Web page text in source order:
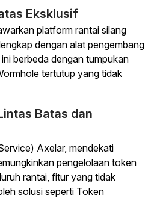
Eksklusif
platform rantai silang
dengan alat pengembang
berbeda dengan tumpukan
tertutup yang tidak
Batas dan
Axelar, mendekati
pengelolaan token
rantai, fitur yang tidak
solusi seperti Token